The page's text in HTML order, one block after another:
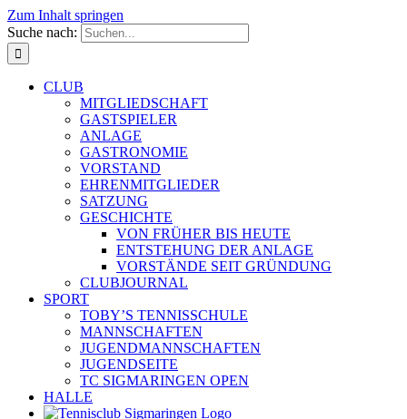
Zum Inhalt springen
Suche nach:
CLUB
MITGLIEDSCHAFT
GASTSPIELER
ANLAGE
GASTRONOMIE
VORSTAND
EHRENMITGLIEDER
SATZUNG
GESCHICHTE
VON FRÜHER BIS HEUTE
ENTSTEHUNG DER ANLAGE
VORSTÄNDE SEIT GRÜNDUNG
CLUBJOURNAL
SPORT
TOBY’S TENNISSCHULE
MANNSCHAFTEN
JUGENDMANNSCHAFTEN
JUGENDSEITE
TC SIGMARINGEN OPEN
HALLE